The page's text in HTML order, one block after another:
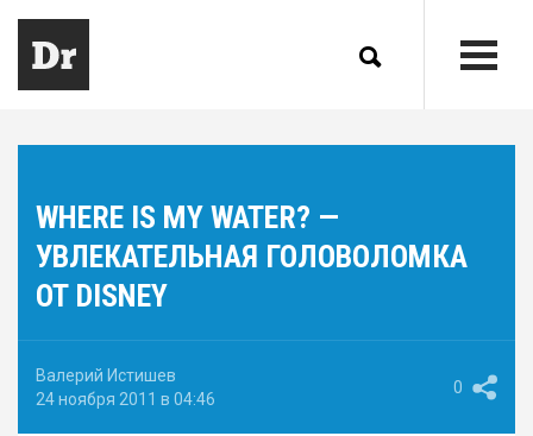
WHERE IS MY WATER? —
УВЛЕКАТЕЛЬНАЯ ГОЛОВОЛОМКА
ОТ DISNEY
Валерий Истишев
24 ноября 2011 в 04:46
0